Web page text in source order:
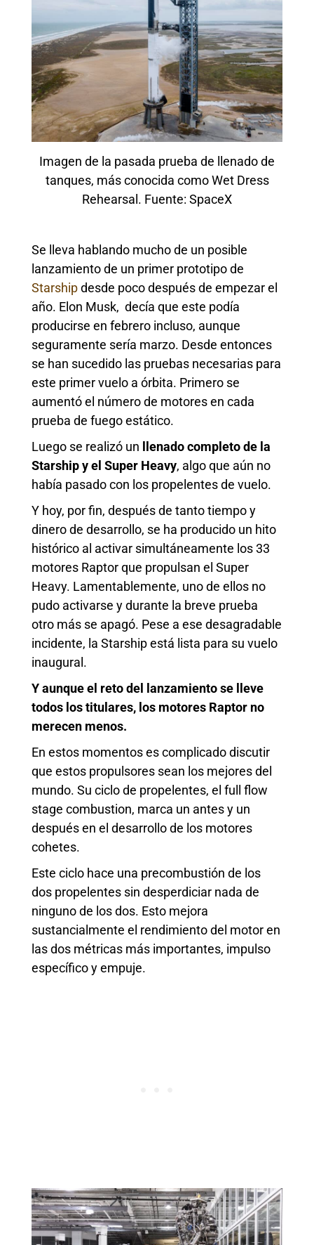
Imagen de la pasada prueba de llenado de
tanques, más conocida como Wet Dress
Rehearsal. Fuente: SpaceX
Se lleva hablando mucho de un posible
lanzamiento de un primer prototipo de
Starshipdesde poco después de empezar el
año. Elon Musk, decía que este podía
producirse en febrero incluso, aunque
seguramente sería marzo. Desde entonces
se han sucedido las pruebas necesarias para
este primer vuelo a órbita. Primero se
aumentó el número de motores en cada
prueba de fuego estático.
Luego se realizó un llenado completo de la
Starship y el Super Heavy, algo que aún no
había pasado con los propelentes de vuelo.
Y hoy, por fin, después de tanto tiempo y
dinero de desarrollo, se ha producido un hito
histórico al activar simultáneamente los 33
motores Raptor que propulsan el Super
Heavy. Lamentablemente, uno de ellos no
pudo activarse y durante la breve prueba
otro más se apagó. Pese a ese desagradable
incidente, la Starship está lista para su vuelo
inaugural.
Y aunque el reto del lanzamiento se lleve
todos los titulares, los motores Raptor no
merecen menos.
En estos momentos es complicado discutir
que estos propulsores sean los mejores del
mundo. Su ciclo de propelentes, el full flow
stage combustion, marca un antes y un
después en el desarrollo de los motores
cohetes.
Este ciclo hace una precombustión de los
dos propelentes sin desperdiciar nada de
ninguno de los dos. Esto mejora
sustancialmente el rendimiento del motor en
las dos métricas más importantes, impulso
específico y empuje.